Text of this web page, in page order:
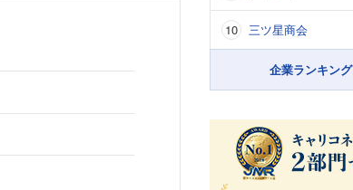
三ツ星商会
企業ランキン